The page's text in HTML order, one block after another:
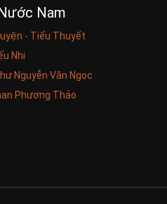
Nam
- Tiểu Thuyết
Nhi
Nguyễn Văn Ngọc
Phương Thảo